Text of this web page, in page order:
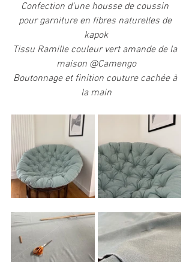
Confection d'une housse de coussin
pour garniture en fibres naturelles de
kapok
Tissu Ramille couleur vert amande de la
maison @Camengo
Boutonnage et finition couture cachée à
la main